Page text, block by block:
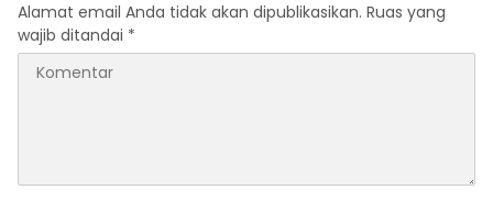
Alamat email Anda tidak akan dipublikasikan. Ruas yang
wajib ditandai *